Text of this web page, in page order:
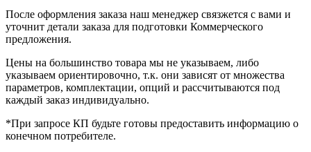
После оформления заказа наш менеджер связжется с вами и
уточнит детали заказа для подготовки Коммерческого
предложения.
Цены на большинство товара мы не указываем, либо
указываем ориентировочно, т.к. они зависят от множества
параметров, комплектации, опций и рассчитываются под
каждый заказ индивидуально.
*При запросе КП будьте готовы предоставить информацию о
конечном потребителе.